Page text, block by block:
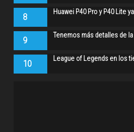
8 Huawei P40 Pro y P40 Lite
9 Tenemos más detalles de la
10 League of Legends en los